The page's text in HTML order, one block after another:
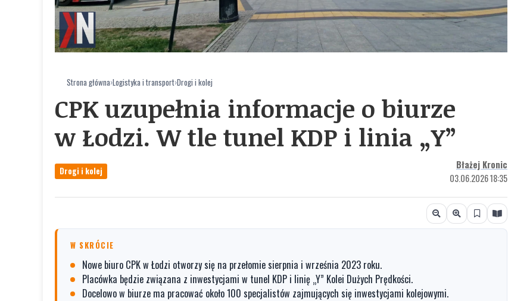
Strona główna›Logistyka i transport›Drogi i kolej
CPK uzupełnia informacje o biurze
w Łodzi. W tle tunel KDP i linia „Y”
Drogi i kolej
Błażej Kronic
03.06.2026 18:35
W SKRÓCIE
Nowe biuro CPK w Łodzi otworzy się na przełomie sierpnia i września 2023 roku.
Placówka będzie związana z inwestycjami w tunel KDP i linię „Y” Kolei Dużych Prędkości.
Docelowo w biurze ma pracować około 100 specjalistów zajmujących się inwestycjami kolejowymi.